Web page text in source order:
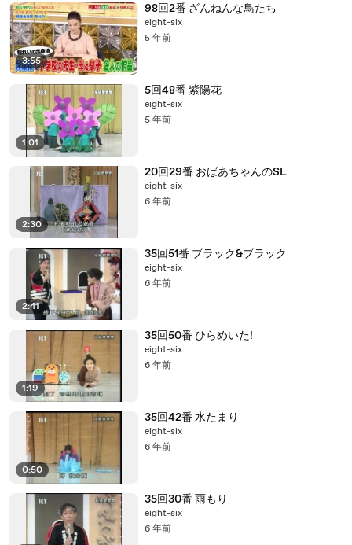
3:55
98回2番 ざんねんな鳥たち
eight-six
5 年前
1:01
5回48番 紫陽花
eight-six
5 年前
2:30
20回29番 おばあちゃんのSL
eight-six
6 年前
2:41
35回51番 ブラック&ブラック
eight-six
6 年前
1:19
35回50番 ひらめいた!
eight-six
6 年前
0:50
35回42番 水たまり
eight-six
6 年前
35回30番 雨もり
eight-six
6 年前